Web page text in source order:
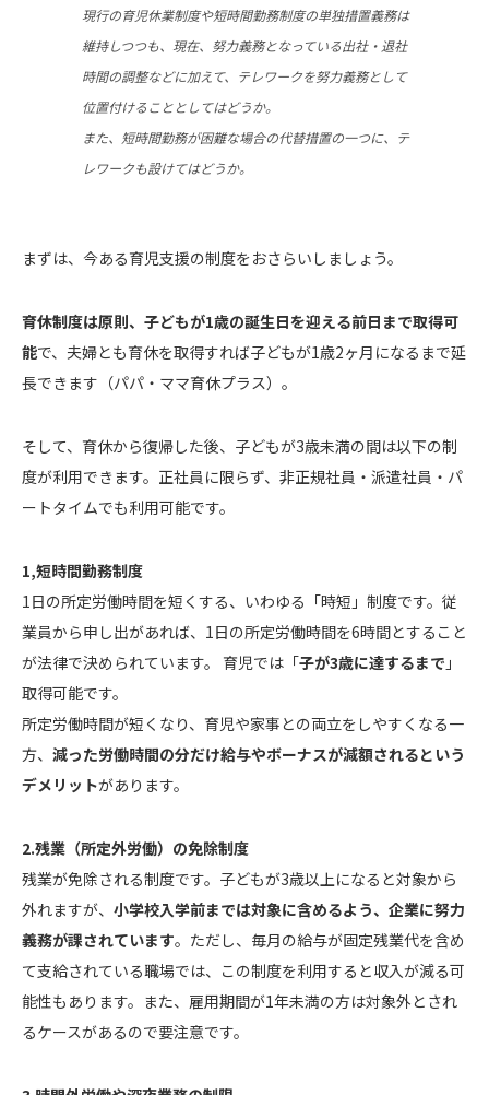
現行の育児休業制度や短時間勤務制度の単独措置義務は
維持しつつも、現在、努力義務となっている出社・退社
時間の調整などに加えて、テレワークを努力義務として
位置付けることとしてはどうか。
また、短時間勤務が困難な場合の代替措置の一つに、テ
レワークも設けてはどうか。
まずは、今ある育児支援の制度をおさらいしましょう。
育休制度は原則、子どもが1歳の誕生日を迎える前日まで取得可
能で、夫婦とも育休を取得すれば子どもが1歳2ヶ月になるまで延
長できます（パパ・ママ育休プラス）。
そして、育休から復帰した後、子どもが3歳未満の間は以下の制
度が利用できます。正社員に限らず、非正規社員・派遣社員・パ
ートタイムでも利用可能です。
1,短時間勤務制度
1日の所定労働時間を短くする、いわゆる「時短」制度です。従
業員から申し出があれば、1日の所定労働時間を6時間とすること
が法律で決められています。 育児では「子が3歳に達するまで 」
取得可能です。
所定労働時間が短くなり、育児や家事との両立をしやすくなる一
方、 減った労働時間の分だけ給与やボーナスが減額されるという
デメリットがあります。
2.残業（所定外労働）の免除制度
残業が免除される制度です。子どもが3歳以上になると対象から
外れますが、 小学校入学前までは対象に含めるよう、企業に努力
義務が課されています。ただし、毎月の給与が固定残業代を含め
て支給されている職場では、この制度を利用すると収入が減る可
能性もあります。また、雇用期間が1年未満の方は対象外とされ
るケースがあるので要注意です。